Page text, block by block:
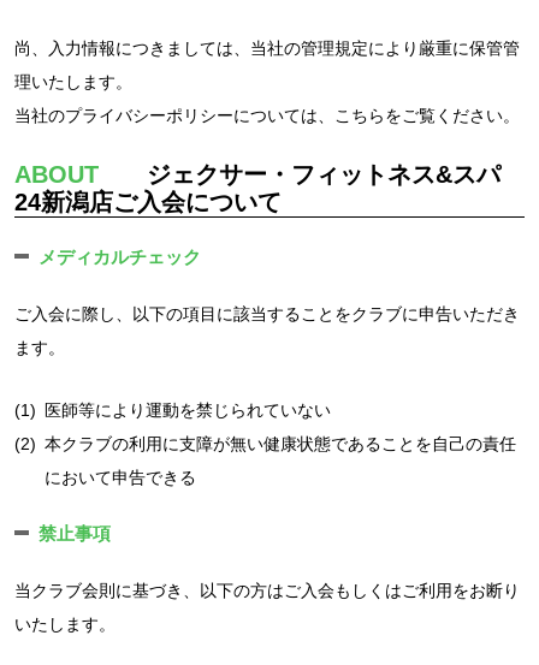
尚、入力情報につきましては、当社の管理規定により厳重に保管管
理いたします。
当社のプライバシーポリシーについては、
こちらをご覧ください。
ABOUT ジェクサー・フィットネス&スパ
24新潟店ご入会について
メディカルチェック
ご入会に際し、以下の項目に該当することをクラブに申告いただき
ます。
(1)
医師等により運動を禁じられていない
(2) 本クラブの利用に支障が無い健康状態であることを自己の責任
において申告できる
禁止事項
当クラブ会則に基づき、以下の方はご入会もしくはご利用をお断り
いたします。